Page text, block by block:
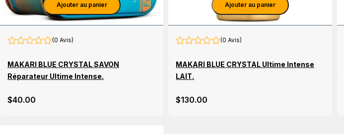
Ajouter au panier
(0 Avis)
MAKARI BLUE CRYSTAL SAVON
Réparateur Ultime Intense.
$40.00
Ajouter au panier
(0 Avis)
MAKARI BLUE CRYSTAL Ultime Intense
LAIT.
$130.00